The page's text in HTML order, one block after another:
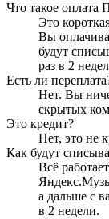
Что такое оплата
Это
Вы
будут
раз в 2
Есть ли
Нет. Вы
скрытых
Это кредит?
Нет, это не
Как будут
Всё
а дальше с
в 2 недели.